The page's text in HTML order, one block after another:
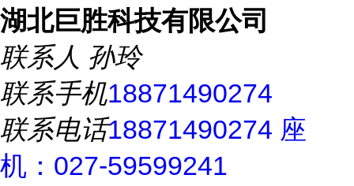
湖北巨胜科技有限公司
联系人 孙玲
联系手机18871490274
联系电话18871490274 座
机：027-59599241